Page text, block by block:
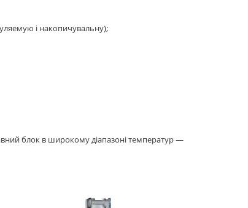
і накопичувальну);
блок в широкому діапазоні температур —